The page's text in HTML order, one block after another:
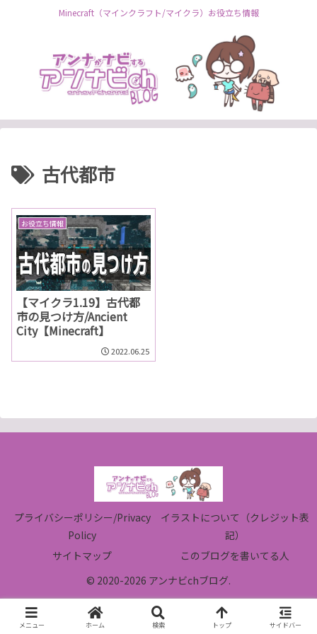
Minecraft（マインクラフト/マイクラ）お役立ち情報
古代都市
お役立ち情報
【マイクラ1.19】古代都
市の見つけ方/Ancient
City【Minecraft】
2022.06.25
プライバシーポリシー/Privacy
Policy
イラストについて（クレジット表
記）
サイトマップ
このブログを書いてる人
© 2020-2026 アンナビchブログ.
メニュー ホーム 検索 トップ サイドバー